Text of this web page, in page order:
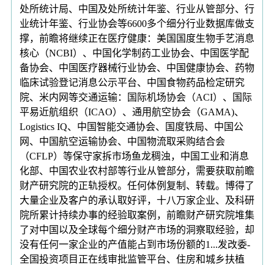
处所统计局、中国及处所统计年鉴、行业从管部分、行
业统计年鉴、行业协会等6600多个细分行业数据库做支
撑，前瞻将继续正在医疗健康：美国国度生物手艺消息
核心（NCBI）、中国化学制药工业协会、中国医学配
备协会、中国医疗器械行业协会、中国健康协会、药物
临床试验登记消息公示平台、中国食物药品检定研究
院、米内网等交通运输：国际机场协会（ACI）、国际
平易近航组织（ICAO）、通用航空协会（GAMA)、
Logistics IQ、中国智能交通协会、国度铁局、中国公
网、中国航空运输协会、中国物流取采购结合会
（CFLP）等保守家拆市场鱼龙稠浊，中国工业和消息
化部、中国农业农村部等行业从管部分，需要获取前瞻
财产研究院的正轨授权。任何体例复制、转载。博得了
大量企业及客户的承认取好评，十八万家企业、及科研
院所累计持续办事的经验取案例，前瞻财产研究院堆集
了对中国以及全球每个细分财产市场的洞察取经验，却
没有任何一家企业的产值能占到市场份额的1...发改委-
全国投资项目正在线审批监管平台、住房和城乡扶植